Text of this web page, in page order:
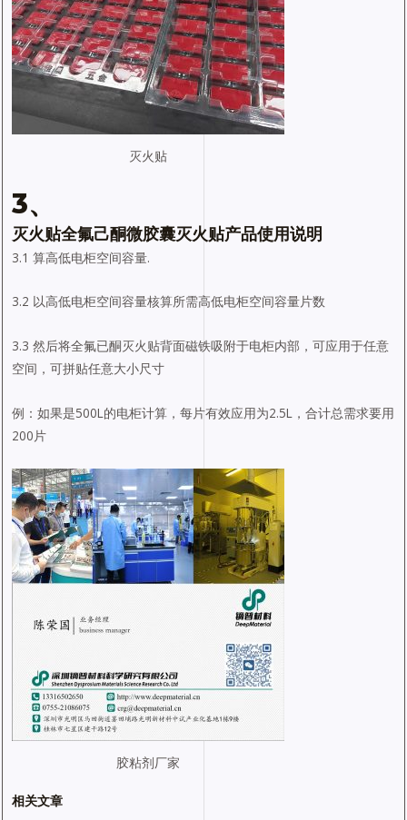
灭火贴
3、
灭火贴全氟己酮微胶囊灭火贴产品使用说明
3.1 算高低电柜空间容量.
3.2 以高低电柜空间容量核算所需高低电柜空间容量片数
3.3 然后将全氟已酮灭火贴背面磁铁吸附于电柜内部，可应用于任意
空间，可拼贴任意大小尺寸
例：如果是500L的电柜计算，每片有效应用为2.5L，合计总需求要用
200片
胶粘剂厂家
相关文章